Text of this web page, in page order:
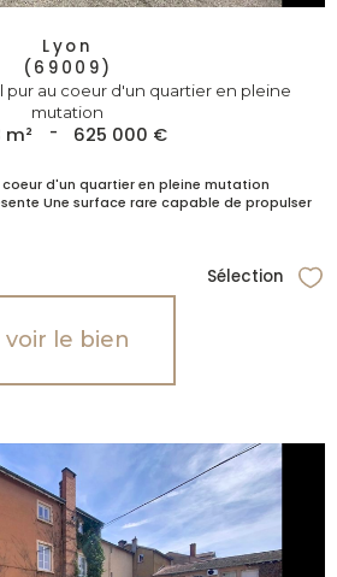
Lyon
(69009)
au coeur d'un quartier en pleine
mutation
m² - 625 000 €
d'un quartier en pleine mutation
Une surface rare capable de propulser
Sélection
voir le bien